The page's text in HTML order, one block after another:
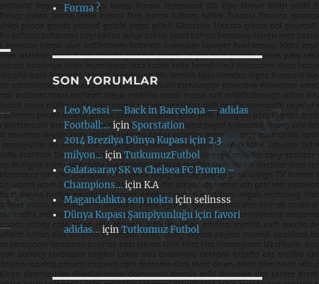
Forma ?
SON YORUMLAR
Leo Messi — Back in Barcelona — adidas
Football:…içinSporstation
2014 Brezilya Dünya Kupası için 2.3
milyon…içinTutkumuzFutbol
Galatasaray SK vs Chelsea FC Promo –
Champions…içinK.A
Magandalıkta son noktaiçinselinsss
Dünya Kupası Şampiyonluğu için favori
adidas…içinTutkumuz Futbol